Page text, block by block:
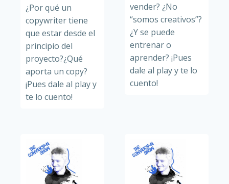
¿Por qué un
copywriter tiene
que estar desde el
principio del
proyecto?¿Qué
aporta un copy?
¡Pues dale al play y
te lo cuento!
vender? ¿No
“somos creativos”?
¿Y se puede
entrenar o
aprender? ¡Pues
dale al play y te lo
cuento!